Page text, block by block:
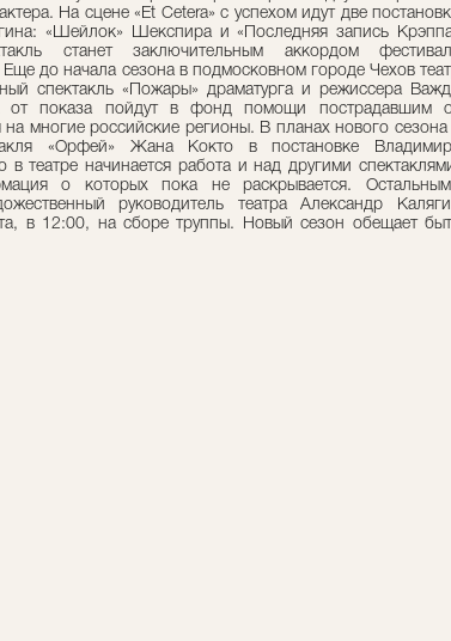
На сцене «Et Cetera» с успехом идут две
«Шейлок» Шекспира и «Последняя запись
станет заключительным аккордом
до начала сезона в подмосковном городе Чехов
спектакль «Пожары» драматурга и режиссера
от показа пойдут в фонд помощи пострадавшим
многие российские регионы. В планах нового сезона
«Орфей» Жана Кокто в постановке
в театре начинается работа и над другими
о которых пока не раскрывается.
руководитель театра Александр
в 12:00, на сборе труппы. Новый сезон обещает